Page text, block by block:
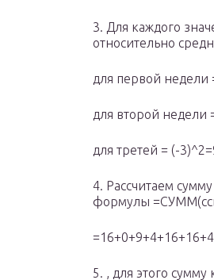
3. Для каждого
относительно
для первой недели
для второй недели
для третей = (-
4. Рассчитаем
формулы
5. , для этого